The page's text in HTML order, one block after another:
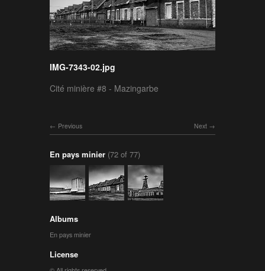
IMG-7343-02.jpg
Cité minière #8 - Mazingarbe
Next
Previous
En pays minier (72 of 77)
Albums
En pays minier
License